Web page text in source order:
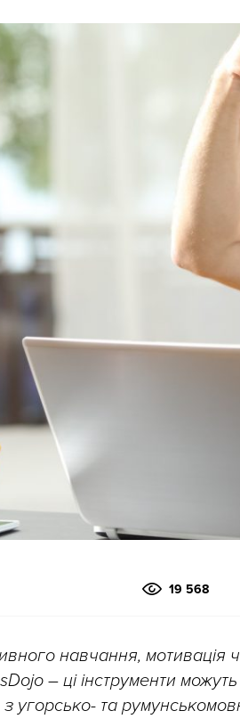
19 568
навчання, мотивація
– ці інструменти
з угорсько- та